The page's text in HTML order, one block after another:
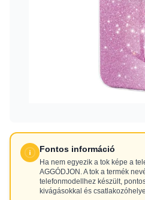
Fontos információ
Ha nem egyezik a tok képe a
AGGÓDJON. A tok a termék
telefonmodellhez készült,
kivágásokkal és